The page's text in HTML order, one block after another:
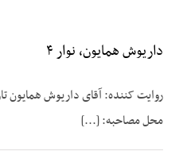
داریوش همایون، نوار ۴
محل مصاحبه: [...]